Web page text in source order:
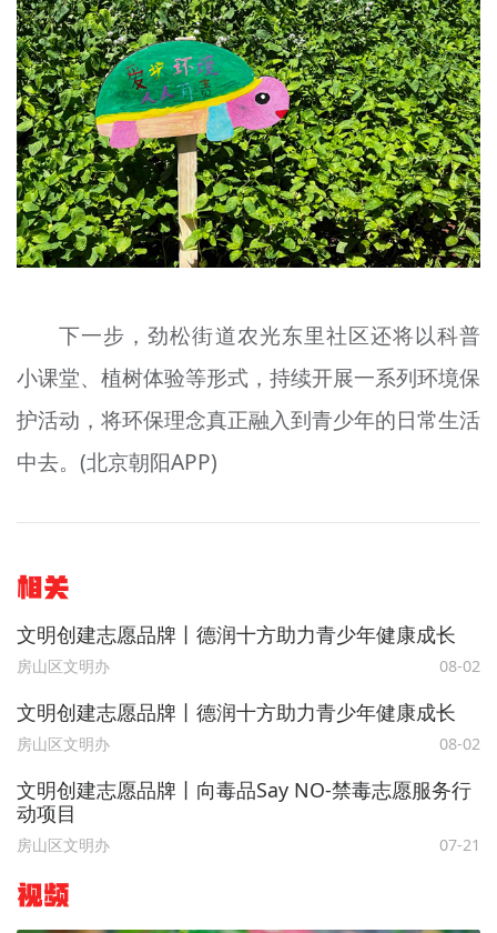
下一步，劲松街道农光东里社区还将以科普
小课堂、植树体验等形式，持续开展一系列环境保
护活动，将环保理念真正融入到青少年的日常生活
中去。(北京朝阳APP)
相关
文明创建志愿品牌丨德润十方助力青少年健康成长
房山区文明办 08-02
文明创建志愿品牌丨德润十方助力青少年健康成长
房山区文明办 08-02
文明创建志愿品牌丨向毒品Say NO-禁毒志愿服务行
动项目
房山区文明办 07-21
视频